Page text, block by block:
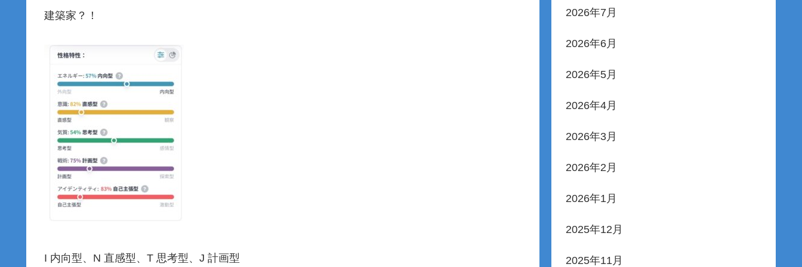
建築家？！
I 内向型、N 直感型、T 思考型、J 計画型
2026年7月
2026年6月
2026年5月
2026年4月
2026年3月
2026年2月
2026年1月
2025年12月
2025年11月